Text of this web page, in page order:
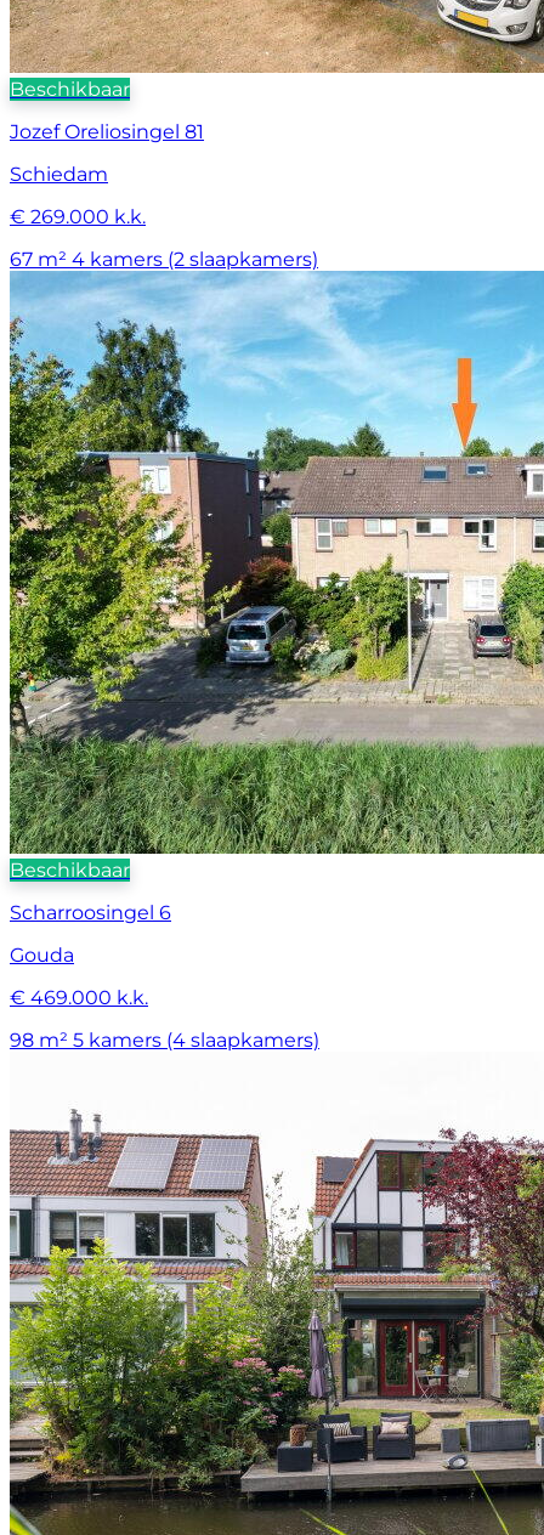
Beschikbaar
Jozef Oreliosingel 81
Schiedam
€ 269.000 k.k.
67 m² 4 kamers (2 slaapkamers)
Beschikbaar
Scharroosingel 6
Gouda
€ 469.000 k.k.
98 m² 5 kamers (4 slaapkamers)